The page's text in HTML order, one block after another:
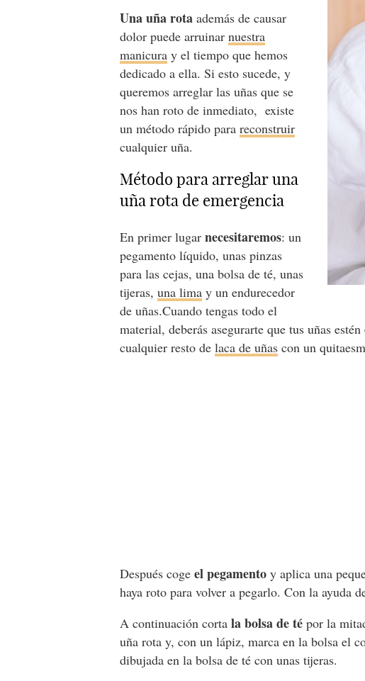
Una uña rota además de causar
dolor puede arruinarnuestra
manicura y el tiempo que hemos
dedicado a ella. Si esto sucede, y
queremos arreglar las uñas que se
nos han roto de inmediato, existe
un método rápido parareconstruir
cualquier uña.
Método para arreglar una
uña rota de emergencia
En primer lugarnecesitaremos: un
pegamento líquido, unas pinzas
para las cejas, una bolsa de té, unas
tijeras,una lima y un endurecedor
de uñas.Cuando tengas todo el
material, deberás asegurarte que tus uñas estén
cualquier resto delaca de uñas con un
Después cogeel pegamento y aplica una
haya roto para volver a pegarlo. Con la ayuda
A continuación corta la bolsa de té por la
uña rota y, con un lápiz, marca en la bolsa el
dibujada en la bolsa de té con unas tijeras.